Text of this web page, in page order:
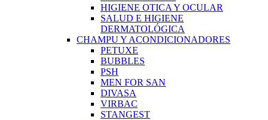
HIGIENE OTICA Y OCULAR
SALUD E HIGIENE
DERMATOLÓGICA
CHAMPU Y ACONDICIONADORES
PETUXE
BUBBLES
PSH
MEN FOR SAN
DIVASA
VIRBAC
STANGEST